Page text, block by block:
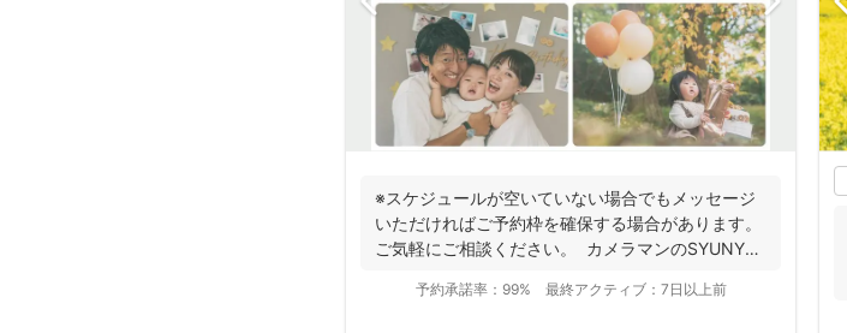
※スケジュールが空いていない場合でもメッセージ
いただければご予約枠を確保する場合があります。
ご気軽にご相談ください。 カメラマンのSYUNYA
予約承諾率： 99% 最終アクティブ： 7日以上前